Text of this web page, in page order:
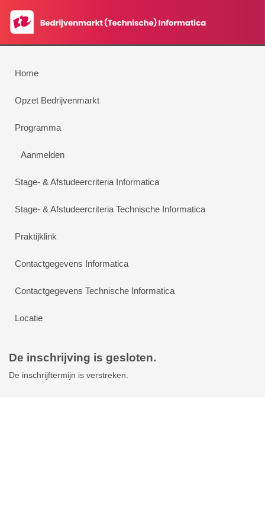
Home
Opzet Bedrijvenmarkt
Programma
Aanmelden
Stage- & Afstudeercriteria Informatica
Stage- & Afstudeercriteria Technische Informatica
Praktijklink
Contactgegevens Informatica
Contactgegevens Technische Informatica
Locatie
De inschrijving is gesloten.
De inschrijftermijn is verstreken.